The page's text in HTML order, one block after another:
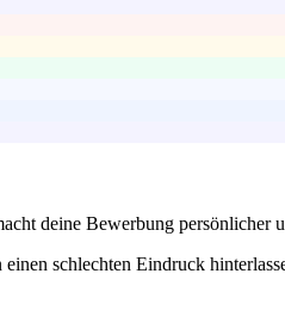
deine Bewerbung persönlicher
schlechten Eindruck